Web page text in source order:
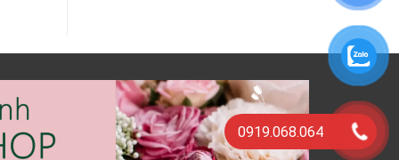
0919.068.064